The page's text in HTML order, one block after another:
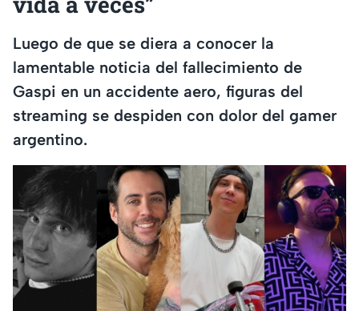
Luego de que se diera a conocer la
lamentable noticia del fallecimiento de
Gaspi en un accidente aero, figuras del
streaming se despiden con dolor del gamer
argentino.